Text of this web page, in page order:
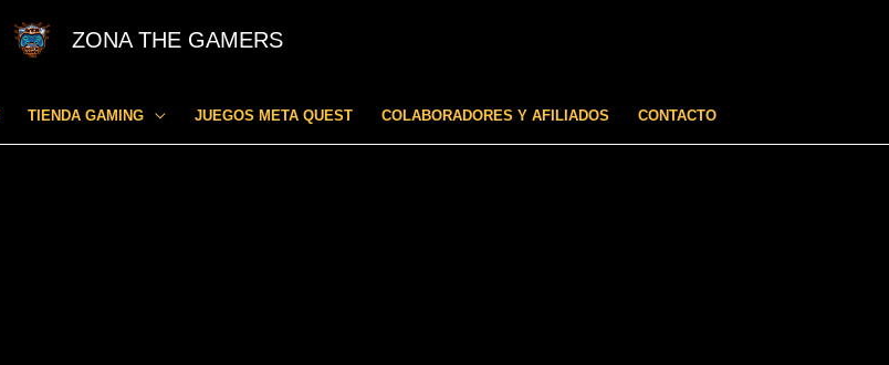
ZONA THE GAMERS
TIENDA GAMING JUEGOS META QUEST COLABORADORES Y AFILIADOS CONTACTO